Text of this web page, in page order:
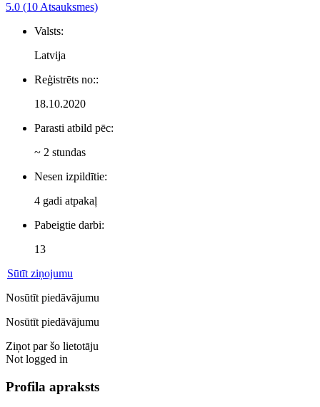
5.0 (10 Atsauksmes)
Valsts:
Latvija
Reģistrēts no::
18.10.2020
Parasti atbild pēc:
~ 2 stundas
Nesen izpildītie:
4 gadi atpakaļ
Pabeigtie darbi:
13
Sūtīt ziņojumu
Nosūtīt piedāvājumu
Nosūtīt piedāvājumu
Ziņot par šo lietotāju
Not logged in
Profila apraksts